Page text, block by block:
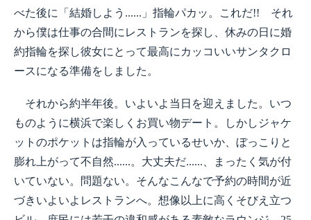
べた後に「結婚しよう......」指輪パカッ。これだ!! それ
から僕は仕事の合間にレストランを探し、休みの日に婚
約指輪を探し彼女にとって最高にカッコいいサンタクロ
ースになる準備をしました。
それから約半年後。いよいよ当日を迎えました。いつ
ものように横浜で楽しくお買い物デート。しかしジャケ
ットのポケットは指輪が入っているせいか、ぼっこりと
膨れ上がって不自然......。大丈夫だ......、まったく気が付
いていない。問題ない。そんなこんなで予約の時間が近
づきいよいよレストランへ。想像以上に高くそびえ立つ